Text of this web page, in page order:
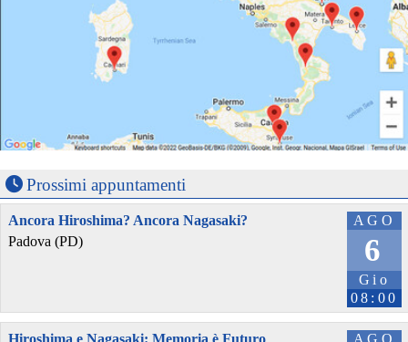
Prossimi appuntamenti
AGO
6
Gio
08:00
Ancora Hiroshima? Ancora Nagasaki?
Padova (PD)
AGO
Hiroshima e Nagasaki: Memoria è Futuro